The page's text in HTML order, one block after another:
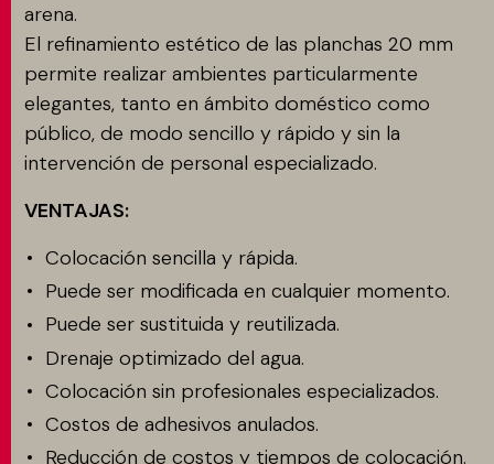
arena.
El refinamiento estético de las planchas 20 mm
permite realizar ambientes particularmente
elegantes, tanto en ámbito doméstico como
público, de modo sencillo y rápido y sin la
intervención de personal especializado.
VENTAJAS:
Colocación sencilla y rápida.
Puede ser modificada en cualquier momento.
Puede ser sustituida y reutilizada.
Drenaje optimizado del agua.
Colocación sin profesionales especializados.
Costos de adhesivos anulados.
Reducción de costos y tiempos de colocación.